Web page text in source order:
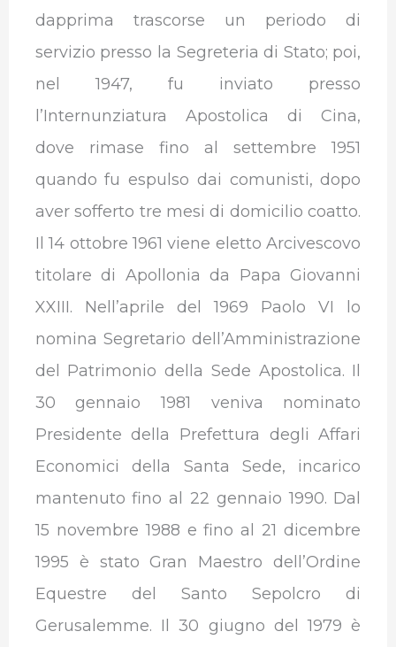
dapprima trascorse un periodo di
servizio presso la Segreteria di Stato; poi,
nel 1947, fu inviato presso
l’Internunziatura Apostolica di Cina,
dove rimase fino al settembre 1951
quando fu espulso dai comunisti, dopo
aver sofferto tre mesi di domicilio coatto.
Il 14 ottobre 1961 viene eletto Arcivescovo
titolare di Apollonia da Papa Giovanni
XXIII. Nell’aprile del 1969 Paolo VI lo
nomina Segretario dell’Amministrazione
del Patrimonio della Sede Apostolica. Il
30 gennaio 1981 veniva nominato
Presidente della Prefettura degli Affari
Economici della Santa Sede, incarico
mantenuto fino al 22 gennaio 1990. Dal
15 novembre 1988 e fino al 21 dicembre
1995 è stato Gran Maestro dell’Ordine
Equestre del Santo Sepolcro di
Gerusalemme. Il 30 giugno del 1979 è